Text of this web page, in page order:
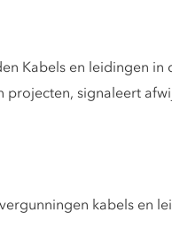
Kabels en leidingen
signaleert
kabels en